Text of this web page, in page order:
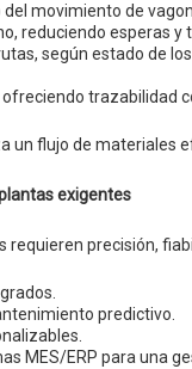
movimiento de
reduciendo esperas y
según estado de
trazabilidad
un flujo de materiales
exigentes
requieren precisión,
predictivo.
MES/ERP para una